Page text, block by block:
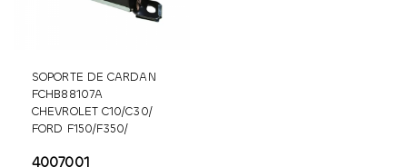
SOPORTE DE CARDAN
FCHB88107A
CHEVROLET C10/C30/
FORD F150/F350/
4007001